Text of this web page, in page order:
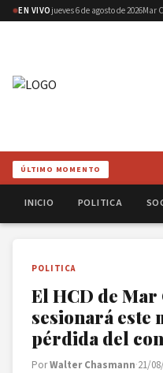
EN VIVO jueves 6 de agosto de 2026Mar
ÚLTIMO MOMENTO
INICIO POLITICA
POLITICA
El HCD de
sesionará este
pérdida del
PorWalter Chasmann·21/